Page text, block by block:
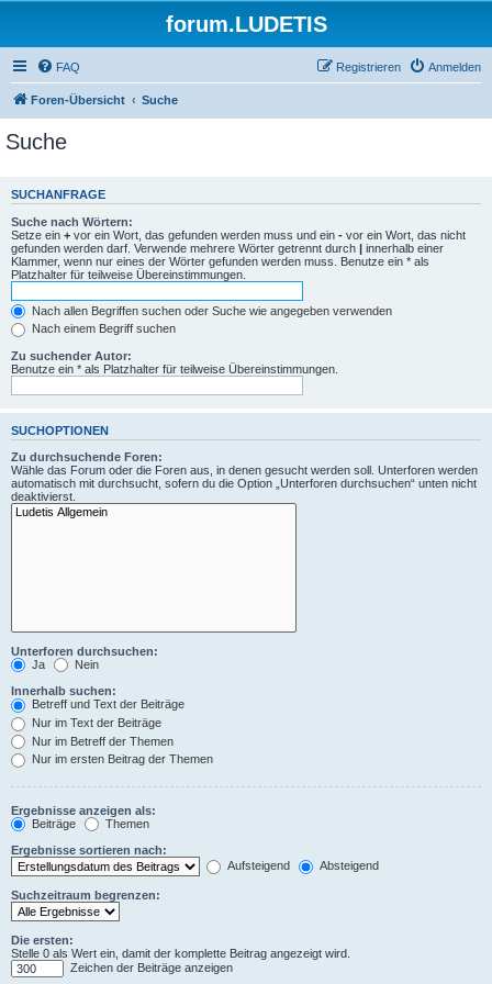
forum.LUDETIS
FAQ Anmelden
Registrieren
Foren-Übersicht Suche
Suche
SUCHANFRAGE
Suche nach Wörtern:
Setze ein + vor ein Wort, das gefunden werden muss und ein - vor ein Wort, das nicht
gefunden werden darf. Verwende mehrere Wörter getrennt durch | innerhalb einer
Klammer, wenn nur eines der Wörter gefunden werden muss. Benutze ein * als
Platzhalter für teilweise Übereinstimmungen.
Nach allen Begriffen suchen oder Suche wie angegeben verwenden
Nach einem Begriff suchen
Zu suchender Autor:
Benutze ein * als Platzhalter für teilweise Übereinstimmungen.
SUCHOPTIONEN
Zu durchsuchende Foren:
Wähle das Forum oder die Foren aus, in denen gesucht werden soll. Unterforen werden
automatisch mit durchsucht, sofern du die Option „Unterforen durchsuchen“ unten nicht
deaktivierst.
Unterforen durchsuchen:
Ja
Nein
Innerhalb suchen:
Betreff und Text der Beiträge
Nur im Text der Beiträge
Nur im Betreff der Themen
Nur im ersten Beitrag der Themen
Ergebnisse anzeigen als:
Beiträge
Themen
Ergebnisse sortieren nach:
Aufsteigend
Absteigend
Suchzeitraum begrenzen:
Die ersten:
Stelle 0 als Wert ein, damit der komplette Beitrag angezeigt wird.
Zeichen der Beiträge anzeigen